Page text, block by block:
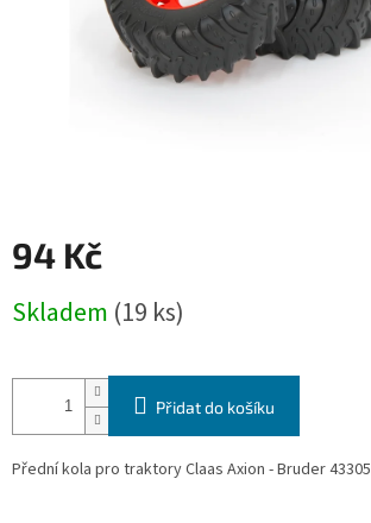
94 Kč
cena:
Skladem (19 ks)
Přidat do košíku
Přední kola pro traktory Claas Axion - Bruder 43305